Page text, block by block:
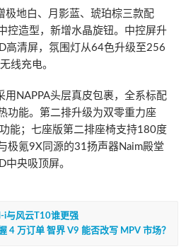
极地白、月影蓝、琥珀棕三款配
控造型，新增水晶旋钮。中控屏升
高清屏，氛围灯从64色升级至256
线充电。
NAPPA头层真皮包裹，全系标配
功能。第二排升级为双零重力座
能；七座版第二排座椅支持180度
极氪9X同源的31扬声器Naim殿堂
央吸顶屏。
i与风云T10谁更强
4 万订单 智界 V9 能否改写 MPV 市场？